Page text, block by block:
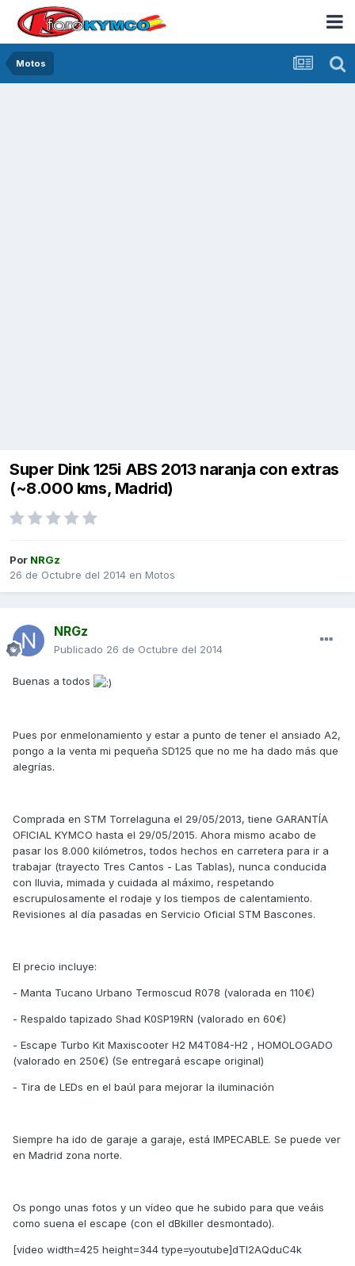
Motos
Super Dink 125i ABS 2013 naranja con extras
(~8.000 kms, Madrid)
Por NRGz
26 de Octubre del 2014 en Motos
NRGz
Publicado 26 de Octubre del 2014
Buenas a todos
Pues por enmelonamiento y estar a punto de tener el ansiado A2,
pongo a la venta mi pequeña SD125 que no me ha dado más que
alegrías.
Comprada en STM Torrelaguna el 29/05/2013, tiene GARANTÍA
OFICIAL KYMCO hasta el 29/05/2015. Ahora mismo acabo de
pasar los 8.000 kilómetros, todos hechos en carretera para ir a
trabajar (trayecto Tres Cantos - Las Tablas), nunca conducida
con lluvia, mimada y cuidada al máximo, respetando
escrupulosamente el rodaje y los tiempos de calentamiento.
Revisiones al día pasadas en Servicio Oficial STM Bascones.
El precio incluye:
- Manta Tucano Urbano Termoscud R078 (valorada en 110€)
- Respaldo tapizado Shad K0SP19RN (valorado en 60€)
- Escape Turbo Kit Maxiscooter H2 M4T084-H2 , HOMOLOGADO
(valorado en 250€) (Se entregará escape original)
- Tira de LEDs en el baúl para mejorar la iluminación
Siempre ha ido de garaje a garaje, está IMPECABLE. Se puede ver
en Madrid zona norte.
Os pongo unas fotos y un vídeo que he subido para que veáis
como suena el escape (con el dBkiller desmontado).
[video width=425 height=344 type=youtube]dTI2AQduC4k